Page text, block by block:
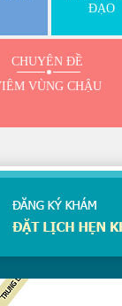
ĐẠO
CHUYÊN ĐỀ
VÙNG CHẬU